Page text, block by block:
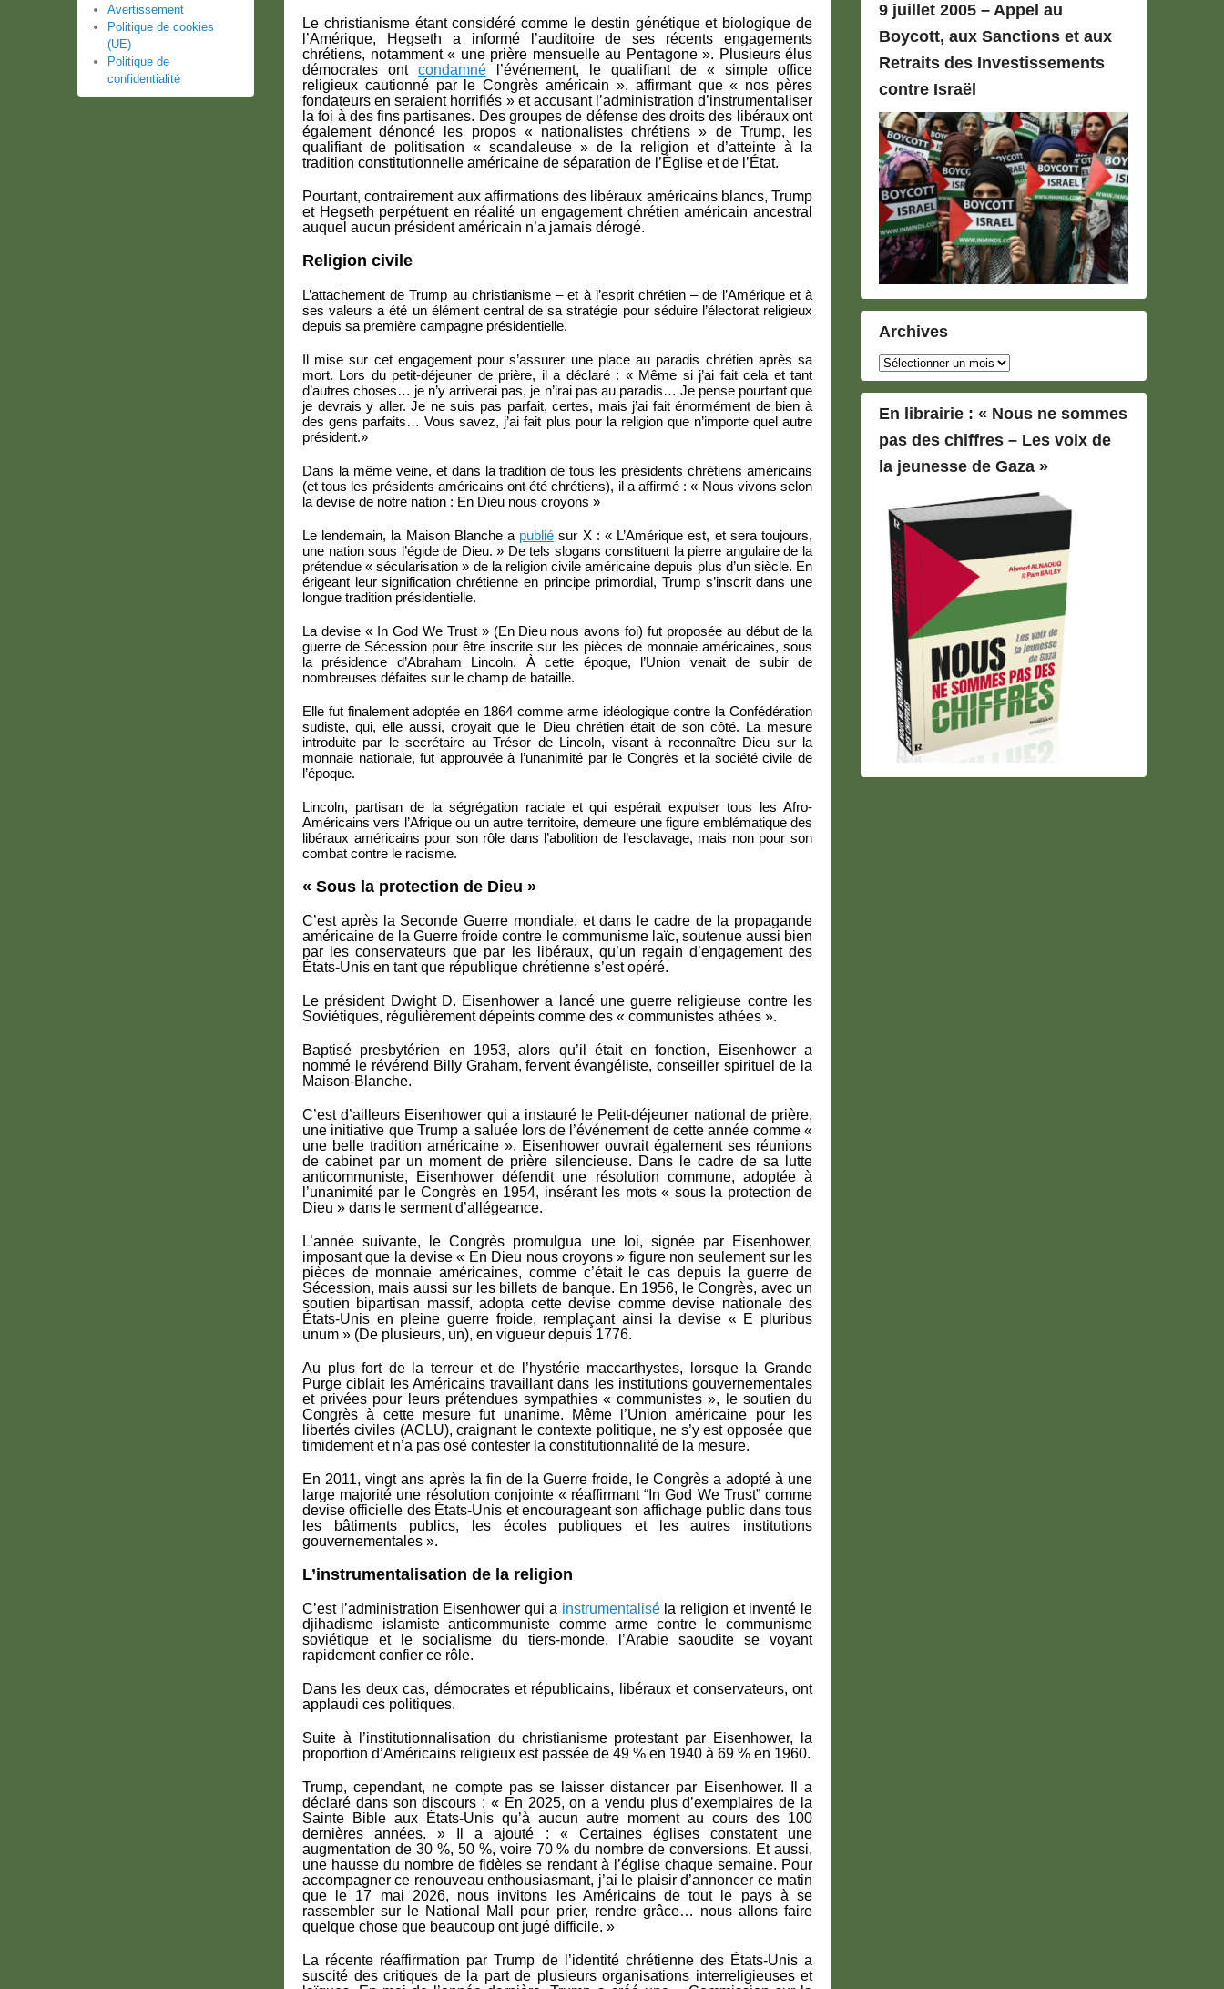
Le christianisme étant considéré comme le destin génétique et biologique de
l’Amérique, Hegseth a informé l’auditoire de ses récents engagements
chrétiens, notamment « une prière mensuelle au Pentagone ». Plusieurs élus
démocrates ont condamné l’événement, le qualifiant de « simple office
religieux cautionné par le Congrès américain », affirmant que « nos pères
fondateurs en seraient horrifiés » et accusant l’administration d’instrumentaliser
la foi à des fins partisanes. Des groupes de défense des droits des libéraux ont
également dénoncé les propos « nationalistes chrétiens » de Trump, les
qualifiant de politisation « scandaleuse » de la religion et d’atteinte à la
tradition constitutionnelle américaine de séparation de l’Église et de l’État.
Pourtant, contrairement aux affirmations des libéraux américains blancs, Trump
et Hegseth perpétuent en réalité un engagement chrétien américain ancestral
auquel aucun président américain n’a jamais dérogé.
Religion civile
L’attachement de Trump au christianisme – et à l’esprit chrétien – de l’Amérique et à
ses valeurs a été un élément central de sa stratégie pour séduire l’électorat religieux
depuis sa première campagne présidentielle.
Il mise sur cet engagement pour s’assurer une place au paradis chrétien après sa
mort. Lors du petit-déjeuner de prière, il a déclaré : « Même si j’ai fait cela et tant
d’autres choses… je n’y arriverai pas, je n’irai pas au paradis… Je pense pourtant que
je devrais y aller. Je ne suis pas parfait, certes, mais j’ai fait énormément de bien à
des gens parfaits… Vous savez, j’ai fait plus pour la religion que n’importe quel autre
président.»
Dans la même veine, et dans la tradition de tous les présidents chrétiens américains
(et tous les présidents américains ont été chrétiens), il a affirmé : « Nous vivons selon
la devise de notre nation : En Dieu nous croyons »
Le lendemain, la Maison Blanche a publié sur X : « L’Amérique est, et sera toujours,
une nation sous l’égide de Dieu. » De tels slogans constituent la pierre angulaire de la
prétendue « sécularisation » de la religion civile américaine depuis plus d’un siècle. En
érigeant leur signification chrétienne en principe primordial, Trump s’inscrit dans une
longue tradition présidentielle.
La devise « In God We Trust » (En Dieu nous avons foi) fut proposée au début de la
guerre de Sécession pour être inscrite sur les pièces de monnaie américaines, sous
la présidence d’Abraham Lincoln. À cette époque, l’Union venait de subir de
nombreuses défaites sur le champ de bataille.
Elle fut finalement adoptée en 1864 comme arme idéologique contre la Confédération
sudiste, qui, elle aussi, croyait que le Dieu chrétien était de son côté. La mesure
introduite par le secrétaire au Trésor de Lincoln, visant à reconnaître Dieu sur la
monnaie nationale, fut approuvée à l’unanimité par le Congrès et la société civile de
l’époque.
Lincoln, partisan de la ségrégation raciale et qui espérait expulser tous les Afro-
Américains vers l’Afrique ou un autre territoire, demeure une figure emblématique des
libéraux américains pour son rôle dans l’abolition de l’esclavage, mais non pour son
combat contre le racisme.
« Sous la protection de Dieu »
C’est après la Seconde Guerre mondiale, et dans le cadre de la propagande
américaine de la Guerre froide contre le communisme laïc, soutenue aussi bien
par les conservateurs que par les libéraux, qu’un regain d’engagement des
États-Unis en tant que république chrétienne s’est opéré.
Le président Dwight D. Eisenhower a lancé une guerre religieuse contre les
Soviétiques, régulièrement dépeints comme des « communistes athées ».
Baptisé presbytérien en 1953, alors qu’il était en fonction, Eisenhower a
nommé le révérend Billy Graham, fervent évangéliste, conseiller spirituel de la
Maison-Blanche.
C’est d’ailleurs Eisenhower qui a instauré le Petit-déjeuner national de prière,
une initiative que Trump a saluée lors de l’événement de cette année comme «
une belle tradition américaine ». Eisenhower ouvrait également ses réunions
de cabinet par un moment de prière silencieuse. Dans le cadre de sa lutte
anticommuniste, Eisenhower défendit une résolution commune, adoptée à
l’unanimité par le Congrès en 1954, insérant les mots « sous la protection de
Dieu » dans le serment d’allégeance.
L’année suivante, le Congrès promulgua une loi, signée par Eisenhower,
imposant que la devise « En Dieu nous croyons » figure non seulement sur les
pièces de monnaie américaines, comme c’était le cas depuis la guerre de
Sécession, mais aussi sur les billets de banque. En 1956, le Congrès, avec un
soutien bipartisan massif, adopta cette devise comme devise nationale des
États-Unis en pleine guerre froide, remplaçant ainsi la devise « E pluribus
unum » (De plusieurs, un), en vigueur depuis 1776.
Au plus fort de la terreur et de l’hystérie maccarthystes, lorsque la Grande
Purge ciblait les Américains travaillant dans les institutions gouvernementales
et privées pour leurs prétendues sympathies « communistes », le soutien du
Congrès à cette mesure fut unanime. Même l’Union américaine pour les
libertés civiles (ACLU), craignant le contexte politique, ne s’y est opposée que
timidement et n’a pas osé contester la constitutionnalité de la mesure.
En 2011, vingt ans après la fin de la Guerre froide, le Congrès a adopté à une
large majorité une résolution conjointe « réaffirmant “In God We Trust” comme
devise officielle des États-Unis et encourageant son affichage public dans tous
les bâtiments publics, les écoles publiques et les autres institutions
gouvernementales ».
L’instrumentalisation de la religion
C’est l’administration Eisenhower qui a instrumentaliséla religion et inventé le
djihadisme islamiste anticommuniste comme arme contre le communisme
soviétique et le socialisme du tiers-monde, l’Arabie saoudite se voyant
rapidement confier ce rôle.
Dans les deux cas, démocrates et républicains, libéraux et conservateurs, ont
applaudi ces politiques.
Suite à l’institutionnalisation du christianisme protestant par Eisenhower, la
proportion d’Américains religieux est passée de 49 % en 1940 à 69 % en 1960.
Trump, cependant, ne compte pas se laisser distancer par Eisenhower. Il a
déclaré dans son discours : « En 2025, on a vendu plus d’exemplaires de la
Sainte Bible aux États-Unis qu’à aucun autre moment au cours des 100
dernières années. » Il a ajouté : « Certaines églises constatent une
augmentation de 30 %, 50 %, voire 70 % du nombre de conversions. Et aussi,
une hausse du nombre de fidèles se rendant à l’église chaque semaine. Pour
accompagner ce renouveau enthousiasmant, j’ai le plaisir d’annoncer ce matin
que le 17 mai 2026, nous invitons les Américains de tout le pays à se
rassembler sur le National Mall pour prier, rendre grâce… nous allons faire
quelque chose que beaucoup ont jugé difficile. »
La récente réaffirmation par Trump de l’identité chrétienne des États-Unis a
suscité des critiques de la part de plusieurs organisations interreligieuses et
9 juillet 2005 – Appel au
Boycott, aux Sanctions et aux
Retraits des Investissements
contre Israël
Archives
Archives
En librairie : « Nous ne sommes
pas des chiffres – Les voix de
la jeunesse de Gaza »
Avertissement
Politique de cookies
(UE)
Politique de
confidentialité